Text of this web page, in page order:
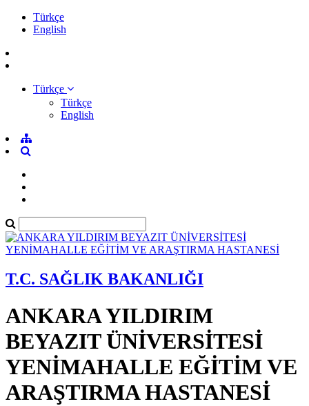
Türkçe
English
Türkçe
Türkçe
English
T.C. SAĞLIK BAKANLIĞI
ANKARA YILDIRIM
BEYAZIT ÜNİVERSİTESİ
YENİMAHALLE EĞİTİM VE
ARAŞTIRMA HASTANESİ